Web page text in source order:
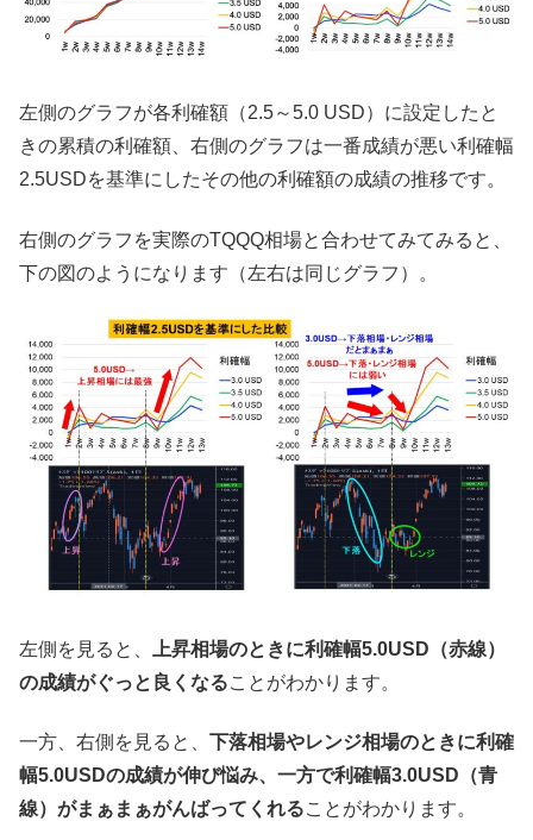
左側のグラフが各利確額（2.5～5.0 USD）に設定したと
きの累積の利確額、右側のグラフは一番成績が悪い利確幅
2.5USDを基準にしたその他の利確額の成績の推移です。
右側のグラフを実際のTQQQ相場と合わせてみてみると、
下の図のようになります（左右は同じグラフ）。
左側を見ると、
上昇相場のときに利確幅5.0USD（赤線）
の成績がぐっと良くなることがわかります。
一方、右側を見ると、 下落相場やレンジ相場のときに利確
幅5.0USDの成績が伸び悩み、一方で利確幅3.0USD（青
線）がまぁまぁがんばってくれることがわかります。